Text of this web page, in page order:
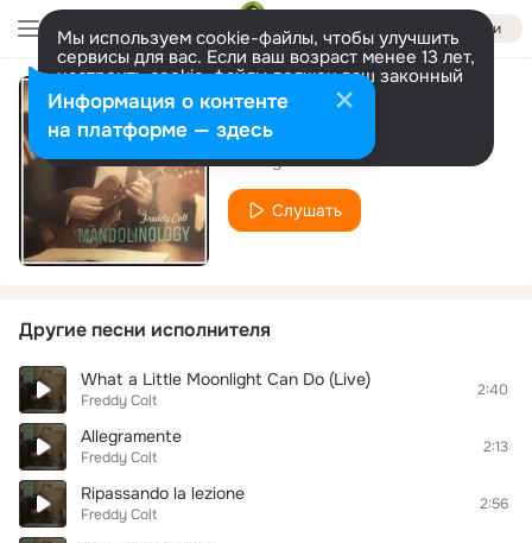
Войти
Мы используем cookie-файлы, чтобы улучшить
сервисы для вас. Если ваш возраст менее 13 лет,
настроить cookie-файлы должен ваш законный
представитель. Больше информации
Разрешить все Настроить
Sugar
Freddy Colt
Слушать
Другие песни исполнителя
What a Little Moonlight Can Do (Live)
Freddy Colt
2:40
Allegramente
Freddy Colt
2:13
Ripassando la lezione
Freddy Colt
2:56
Информация о контенте
на платформе — здесь